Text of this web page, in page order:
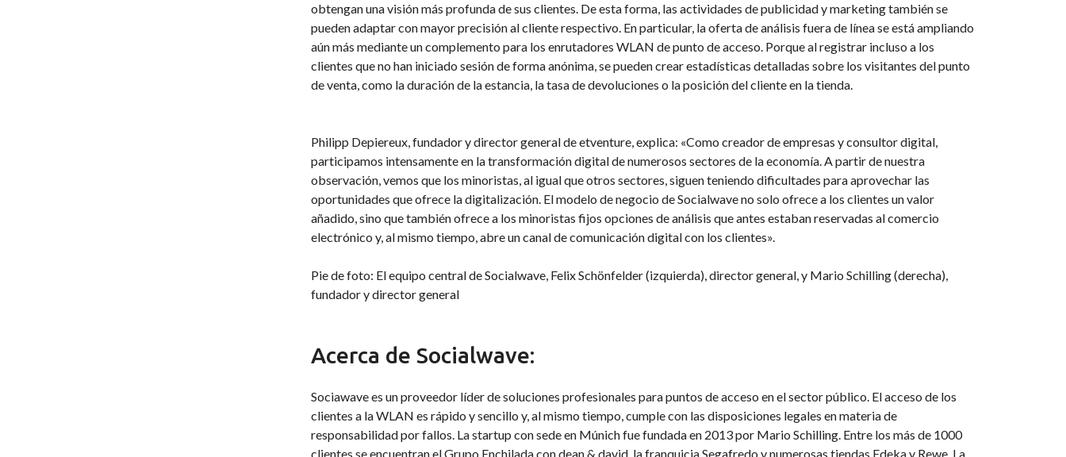
obtengan una visión más profunda de sus clientes. De esta forma, las actividades de publicidad y marketing también se
pueden adaptar con mayor precisión al cliente respectivo. En particular, la oferta de análisis fuera de línea se está ampliando
aún más mediante un complemento para los enrutadores WLAN de punto de acceso. Porque al registrar incluso a los
clientes que no han iniciado sesión de forma anónima, se pueden crear estadísticas detalladas sobre los visitantes del punto
de venta, como la duración de la estancia, la tasa de devoluciones o la posición del cliente en la tienda.
Philipp Depiereux, fundador y director general de etventure, explica: «Como creador de empresas y consultor digital,
participamos intensamente en la transformación digital de numerosos sectores de la economía. A partir de nuestra
observación, vemos que los minoristas, al igual que otros sectores, siguen teniendo dificultades para aprovechar las
oportunidades que ofrece la digitalización. El modelo de negocio de Socialwave no solo ofrece a los clientes un valor
añadido, sino que también ofrece a los minoristas fijos opciones de análisis que antes estaban reservadas al comercio
electrónico y, al mismo tiempo, abre un canal de comunicación digital con los clientes».
Pie de foto: El equipo central de Socialwave, Felix Schönfelder (izquierda), director general, y Mario Schilling (derecha),
fundador y director general
Acerca de Socialwave:
Sociawave es un proveedor líder de soluciones profesionales para puntos de acceso en el sector público. El acceso de los
clientes a la WLAN es rápido y sencillo y, al mismo tiempo, cumple con las disposiciones legales en materia de
responsabilidad por fallos. La startup con sede en Múnich fue fundada en 2013 por Mario Schilling. Entre los más de 1000
clientes se encuentran el Grupo Enchilada con dean & david, la franquicia Segafredo y numerosas tiendas Edeka y Rewe. La